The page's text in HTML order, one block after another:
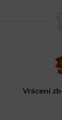
Vrácení